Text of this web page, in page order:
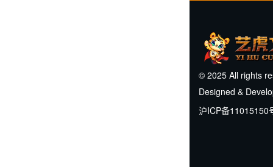
© 2025 All rights
Designed &
沪ICP备11015150